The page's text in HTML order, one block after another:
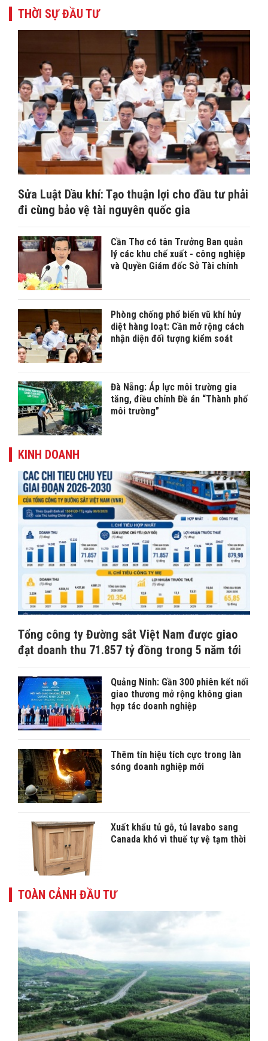
THỜI SỰ ĐẦU TƯ
Sửa Luật Dầu khí: Tạo thuận lợi cho đầu tư phải
đi cùng bảo vệ tài nguyên quốc gia
Cần Thơ có tân Trưởng Ban quản
lý các khu chế xuất - công nghiệp
và Quyền Giám đốc Sở Tài chính
Phòng chống phổ biến vũ khí hủy
diệt hàng loạt: Cần mở rộng cách
nhận diện đối tượng kiểm soát
Đà Nẵng: Áp lực môi trường gia
tăng, điều chỉnh Đề án “Thành phố
môi trường”
KINH DOANH
Tổng công ty Đường sắt Việt Nam được giao
đạt doanh thu 71.857 tỷ đồng trong 5 năm tới
Quảng Ninh: Gần 300 phiên kết nối
giao thương mở rộng không gian
hợp tác doanh nghiệp
Thêm tín hiệu tích cực trong làn
sóng doanh nghiệp mới
Xuất khẩu tủ gỗ, tủ lavabo sang
Canada khó vì thuế tự vệ tạm thời
TOÀN CẢNH ĐẦU TƯ